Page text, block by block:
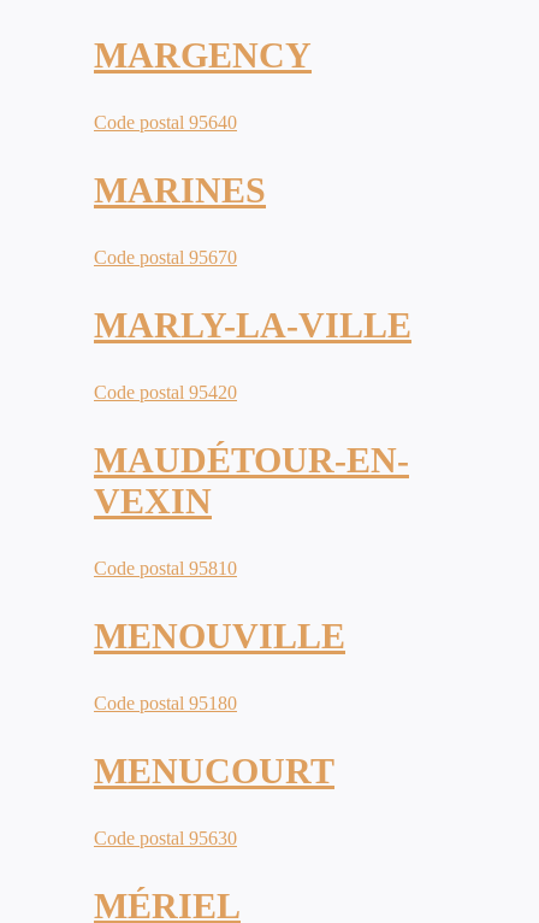
MARGENCY
Code postal 95640
MARINES
Code postal 95670
MARLY-LA-VILLE
Code postal 95420
MAUDÉTOUR-EN-
VEXIN
Code postal 95810
MENOUVILLE
Code postal 95180
MENUCOURT
Code postal 95630
MÉRIEL